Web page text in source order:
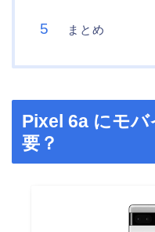
まとめ
Pixel 6a にモ
要？